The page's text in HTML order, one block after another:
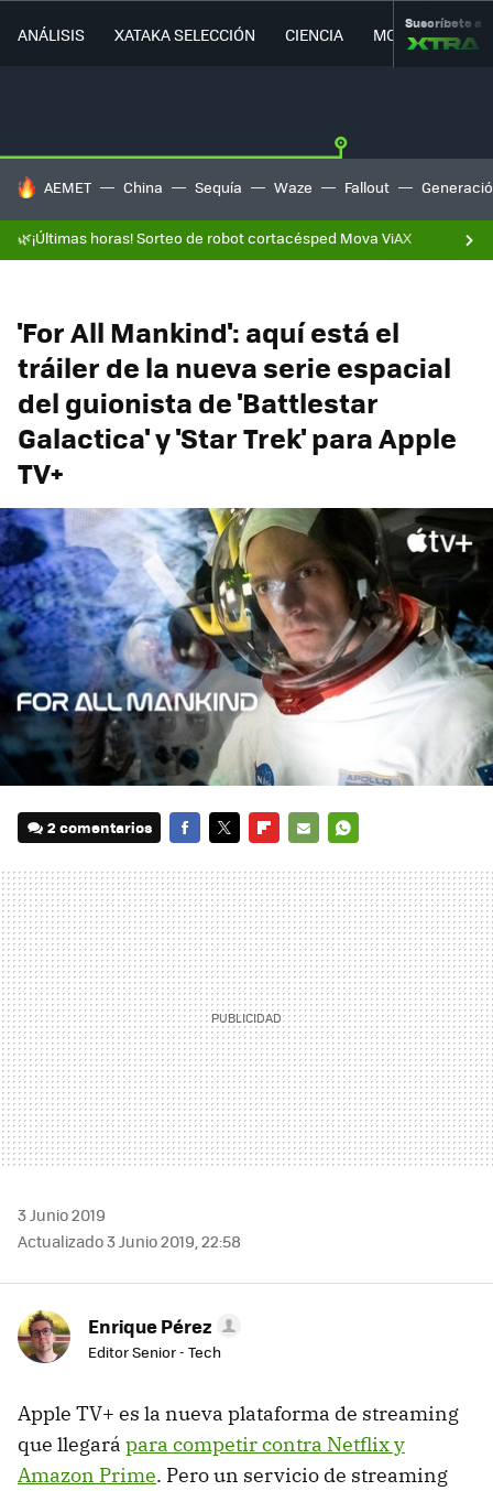
ANÁLISIS XATAKA SELECCIÓN CIENCIA MOVILIDAD
Suscríbete a
HOY SE HABLA DE
AEMET China Sequía Waze Fallout
🌿¡Últimas horas! Sorteo de robot cortacésped Mova ViAX
'For All Mankind': aquí está el
tráiler de la nueva serie espacial
del guionista de 'Battlestar
Galactica' y 'Star Trek' para Apple
TV+
2 comentarios
MAIL
3 Junio 2019
Actualizado 3 Junio 2019, 22:58
Enrique Pérez
Editor Senior - Tech
Apple TV+ es la nueva plataforma de streaming
que llegará para competir contra Netflix y
Amazon Prime. Pero un servicio de streaming